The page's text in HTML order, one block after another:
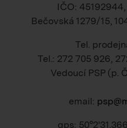
IČO:
Bečovská 1279/15,
Tel.
Tel.: 272 705 926,
Vedoucí PSP (p.
email:
gps: